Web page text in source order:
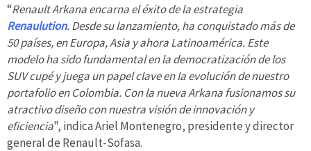
“Renault Arkana encarna el éxito de la estrategia
Renaulution. Desde su lanzamiento, ha conquistado más de
50 países, en Europa, Asia y ahora Latinoamérica. Este
modelo ha sido fundamental en la democratización de los
SUV cupé y juega un papel clave en la evolución de nuestro
portafolio en Colombia. Con la nueva Arkana fusionamos su
atractivo diseño con nuestra visión de innovación y
eficiencia", indica Ariel Montenegro, presidente y director
general de Renault-Sofasa.